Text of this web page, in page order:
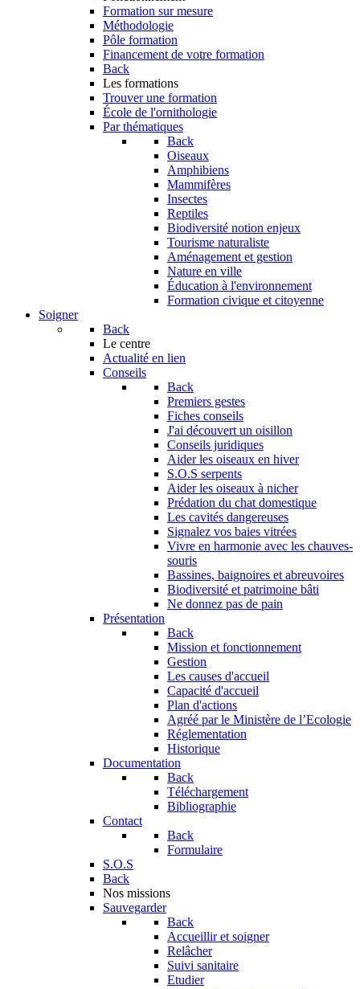
Formation sur mesure
Méthodologie
Pôle formation
Financement de votre formation
Back
Les formations
Trouver une formation
École de l'ornithologie
Par thématiques
Back
Oiseaux
Amphibiens
Mammifères
Insectes
Reptiles
Biodiversité notion enjeux
Tourisme naturaliste
Aménagement et gestion
Nature en ville
Éducation à l'environnement
Formation civique et citoyenne
Soigner
Back
Le centre
Actualité en lien
Conseils
Back
Premiers gestes
Fiches conseils
J'ai découvert un oisillon
Conseils juridiques
Aider les oiseaux en hiver
S.O.S serpents
Aider les oiseaux à nicher
Prédation du chat domestique
Les cavités dangereuses
Signalez vos baies vitrées
Vivre en harmonie avec les chauves-
souris
Bassines, baignoires et abreuvoires
Biodiversité et patrimoine bâti
Ne donnez pas de pain
Présentation
Back
Mission et fonctionnement
Gestion
Les causes d'accueil
Capacité d'accueil
Plan d'actions
Agréé par le Ministère de l’Ecologie
Réglementation
Historique
Documentation
Back
Téléchargement
Bibliographie
Contact
Back
Formulaire
S.O.S
Back
Nos missions
Sauvegarder
Back
Accueillir et soigner
Relâcher
Suivi sanitaire
Etudier